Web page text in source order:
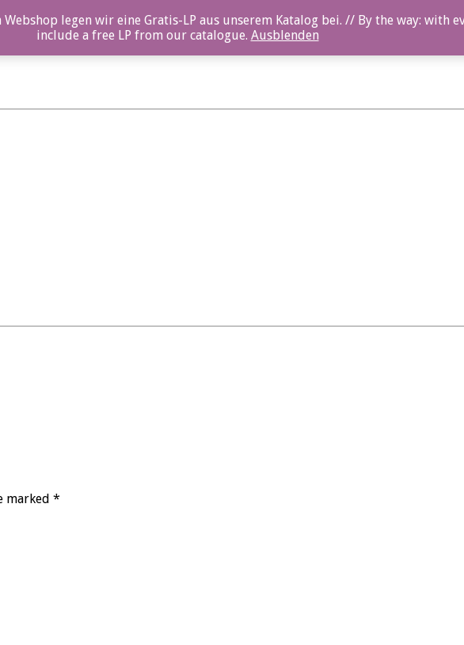
marked *
legen wir eine Gratis-LP aus unserem Katalog bei. // By the way: with
include a free LP from our catalogue. Ausblenden